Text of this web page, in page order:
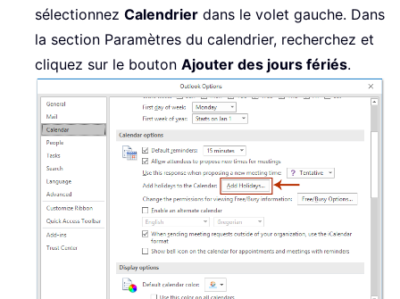
sélectionnez Calendrier dans le volet gauche. Dans
la section Paramètres du calendrier, recherchez et
cliquez sur le bouton Ajouter des jours fériés.